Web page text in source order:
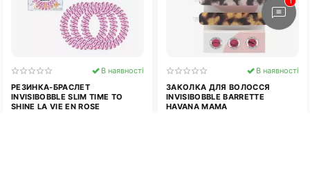
РЕЗИНКА-БРАСЛЕТ
INVISIBOBBLE SLIM TIME TO
SHINE LA VIE EN ROSE
В наявності
ЗАКОЛКА ДЛЯ ВОЛОССЯ
INVISIBOBBLE BARRETTE
HAVANA MAMA
В наявності